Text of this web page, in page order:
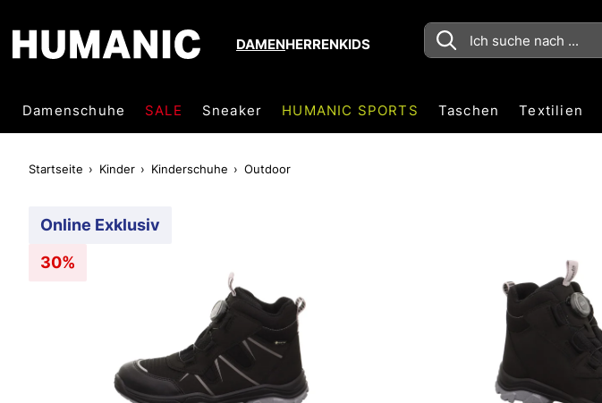
DAMENHERRENKIDS
Damenschuhe SALE Sneaker HUMANIC SPORTS Taschen Textilien
Startseite Kinder Kinderschuhe Outdoor
Online Exklusiv
30%